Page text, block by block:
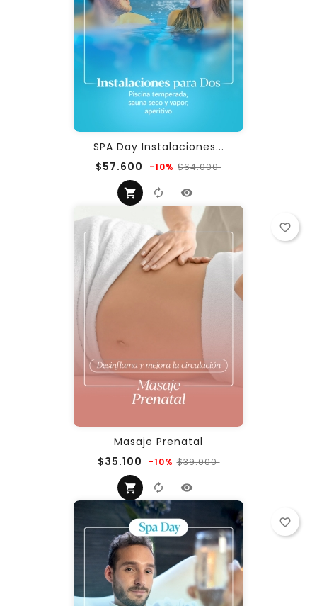
SPA Day Instalaciones...
$57.600 Precio
-10% $64.000Precio
Masaje Prenatal
$35.100 Precio
-10% $39.000Precio
favorite_border
favorite_border